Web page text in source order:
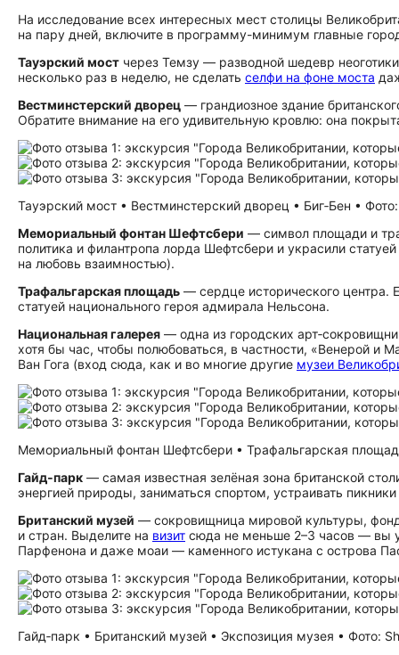
На исследование всех интересных мест столицы
на пару дней, включите в программу-минимум главные
Тауэрский мост через Темзу — разводной шедевр
несколько раз в неделю, не сделать селфи на фоне моста
Вестминстерский дворец — грандиозное здание
Обратите внимание на его удивительную кровлю: она
Тауэрский мост • Вестминстерский дворец • Биг‑Бен •
Мемориальный фонтан Шефтсбери — символ площади и
политика и филантропа лорда Шефтсбери и украсили
на любовь взаимностью).
Трафальгарская площадь — сердце исторического центра.
статуей национального героя адмирала Нельсона.
Национальная галерея — одна из городских
хотя бы час, чтобы полюбоваться, в частности, «Венерой и
Ван Гога (вход сюда, как и во многие другие музеи
Мемориальный фонтан Шефтсбери • Трафальгарская
Гайд‑парк — самая известная зелёная зона британской
энергией природы, заниматься спортом, устраивать
Британский музей — сокровищница мировой культуры,
и стран. Выделите на визит сюда не меньше 2–3 часов — вы
Парфенона и даже моаи — каменного истукана с острова
Гайд‑парк • Британский музей • Экспозиция музея • Фото: